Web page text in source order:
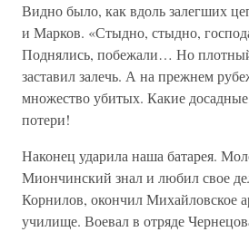
Видно было, как вдоль залегших
и Марков. «Стыдно, стыдно,
Поднялись, побежали… Но
заставил залечь. А на прежнем
множество убитых. Какие
потери!
Наконец ударила наша батарея.
Миончинский знал и любил свое
Корнилов, окончил Михайловское
училище. Воевал в отряде